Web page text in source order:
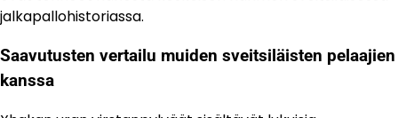
jalkapallohistoriassa.
Saavutusten vertailu muiden sveitsiläisten pelaajien
kanssa